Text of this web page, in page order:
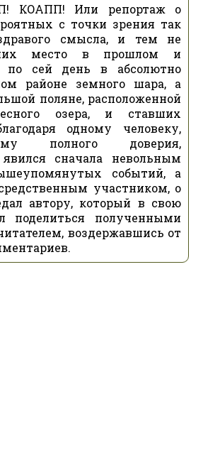
КОАПП! Или репортаж о
с точки зрения так
смысла, и тем не
место в прошлом и
по сей день в абсолютно
районе земного шара, а
поляне, расположенной
озера, и ставших
одному человеку,
полного доверия,
сначала невольным
событий, а
участником, о
автору, который в свою
поделиться полученными
воздержавшись от